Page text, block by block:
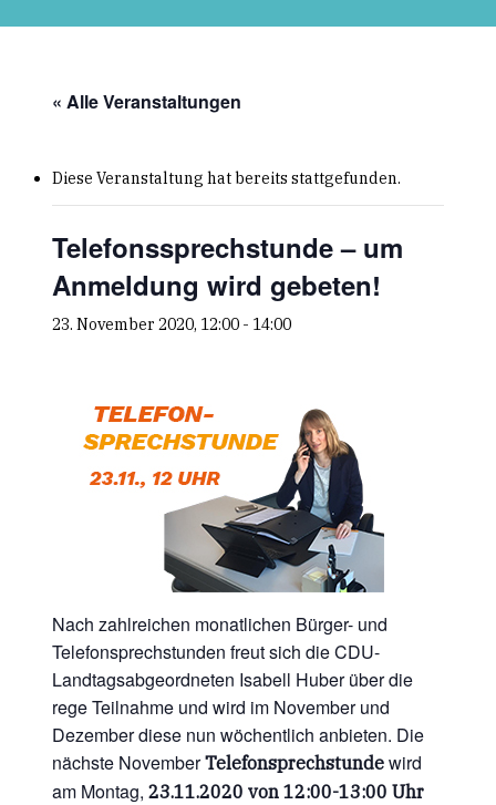
« Alle Veranstaltungen
Diese Veranstaltung hat bereits stattgefunden.
Telefonssprechstunde – um
Anmeldung wird gebeten!
23. November 2020, 12:00- 14:00
Nach zahlreichen monatlichen Bürger- und
Telefonsprechstunden freut sich die CDU-
Landtagsabgeordneten Isabell Huber über die
rege Teilnahme und wird im November und
Dezember diese nun wöchentlich anbieten. Die
nächste NovemberTelefonsprechstundewird
am Montag, 23.11.2020 von 12:00-13:00 Uhr